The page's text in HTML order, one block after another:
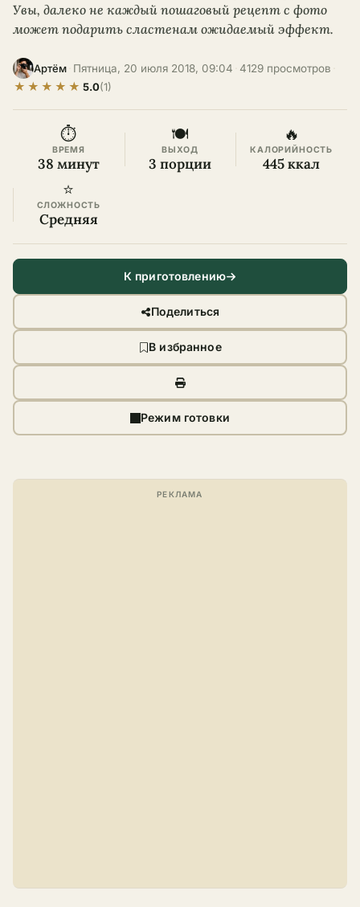
Увы, далеко не каждый пошаговый рецепт с фото
может подарить сластенам ожидаемый эффект.
Артём Пятница, 20 июля 2018, 09:04 4129 просмотров
★ ★ ★ ★ ★ 5.0(1)
⏱
ВРЕМЯ
38 минут
🍽
ВЫХОД
3 порции
🔥
КАЛОРИЙНОСТЬ
445 ккал
⭐
СЛОЖНОСТЬ
Средняя
К приготовлению
Поделиться
В избранное
Режим готовки